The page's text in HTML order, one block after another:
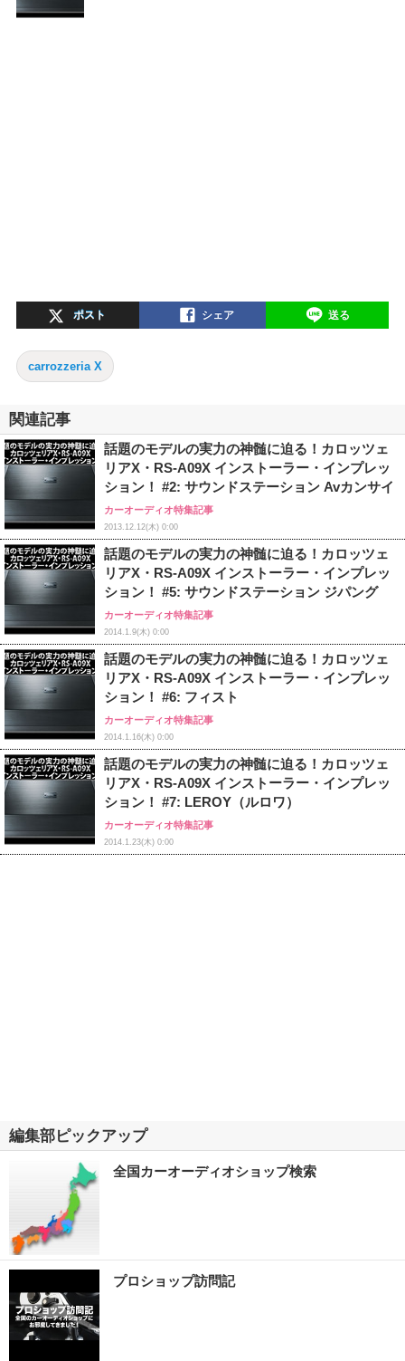
ポスト シェア 送る
carrozzeria X
関連記事
話題のモデルの実力の神髄に迫る！カロッツェ
リアX・RS-A09X インストーラー・インプレッ
ション！ #2: サウンドステーション Avカンサイ
カーオーディオ特集記事
2013.12.12(木) 0:00
話題のモデルの実力の神髄に迫る！カロッツェ
リアX・RS-A09X インストーラー・インプレッ
ション！ #5: サウンドステーション ジパング
カーオーディオ特集記事
2014.1.9(木) 0:00
話題のモデルの実力の神髄に迫る！カロッツェ
リアX・RS-A09X インストーラー・インプレッ
ション！ #6: フィスト
カーオーディオ特集記事
2014.1.16(木) 0:00
話題のモデルの実力の神髄に迫る！カロッツェ
リアX・RS-A09X インストーラー・インプレッ
ション！ #7: LEROY（ルロワ）
カーオーディオ特集記事
2014.1.23(木) 0:00
編集部ピックアップ
全国カーオーディオショップ検索
プロショップ訪問記